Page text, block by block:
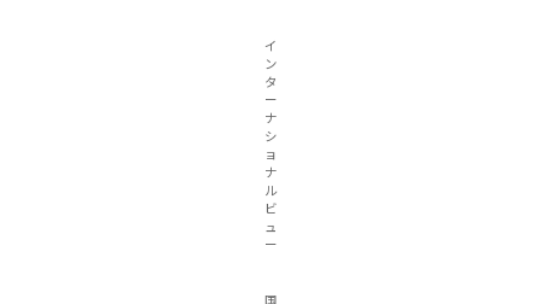
イ
ン
タ
ー
ナ
シ
ョ
ナ
ル
ビ
ュ
ー
国